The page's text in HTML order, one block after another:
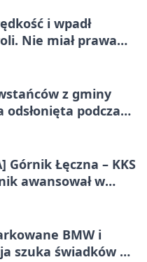
i wpadł
Nie miał prawa
z gminy
odsłonięta podczas
Górnik Łęczna – KKS
awansował w
BMW i
szuka świadków w